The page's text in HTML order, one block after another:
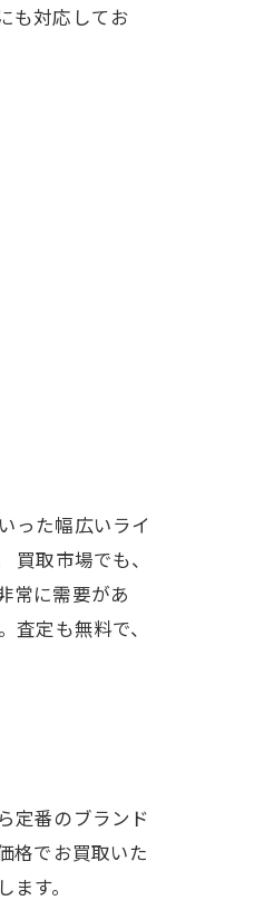
も対応してお
った幅広いライ
取市場でも、
常に需要があ
定も無料で、
定番のブランド
格でお買取いた
す。